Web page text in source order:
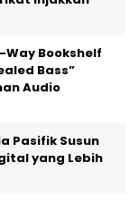
Way Bookshelf
Bass”
Audio
Pasifik Susun
yang Lebih